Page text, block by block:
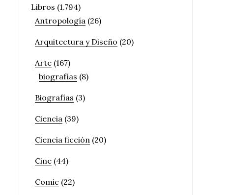
Libros (1.794)
Antropología (26)
Arquitectura y Diseño (20)
Arte (167)
biografías (8)
Biografías (3)
Ciencia (39)
Ciencia ficción (20)
Cine (44)
Comic (22)